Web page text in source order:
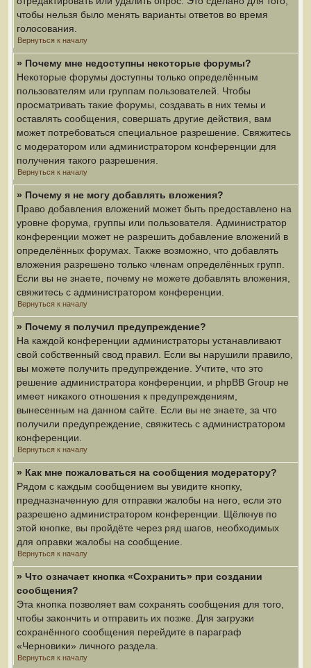
чтобы нельзя было менять варианты ответов во время
голосования.
Вернуться к началу
» Почему мне недоступны некоторые форумы?
Некоторые форумы доступны только определённым
пользователям или группам пользователей. Чтобы
просматривать такие форумы, создавать в них темы и
оставлять сообщения, совершать другие действия, вам
может потребоваться специальное разрешение. Свяжитесь
с модератором или администратором конференции для
получения такого разрешения.
Вернуться к началу
» Почему я не могу добавлять вложения?
Право добавления вложений может быть предоставлено на
уровне форума, группы или пользователя. Администратор
конференции может не разрешить добавление вложений в
определённых форумах. Также возможно, что добавлять
вложения разрешено только членам определённых групп.
Если вы не знаете, почему не можете добавлять вложения,
свяжитесь с администратором конференции.
Вернуться к началу
» Почему я получил предупреждение?
На каждой конференции администраторы устанавливают
свой собственный свод правил. Если вы нарушили правило,
вы можете получить предупреждение. Учтите, что это
решение администратора конференции, и phpBB Group не
имеет никакого отношения к предупреждениям,
вынесенным на данном сайте. Если вы не знаете, за что
получили предупреждение, свяжитесь с администратором
конференции.
Вернуться к началу
» Как мне пожаловаться на сообщения модератору?
Рядом с каждым сообщением вы увидите кнопку,
предназначенную для отправки жалобы на него, если это
разрешено администратором конференции. Щёлкнув по
этой кнопке, вы пройдёте через ряд шагов, необходимых
для оправки жалобы на сообщение.
Вернуться к началу
» Что означает кнопка «Сохранить» при создании
сообщения?
Эта кнопка позволяет вам сохранять сообщения для того,
чтобы закончить и отправить их позже. Для загрузки
сохранённого сообщения перейдите в параграф
«Черновики» личного раздела.
Вернуться к началу